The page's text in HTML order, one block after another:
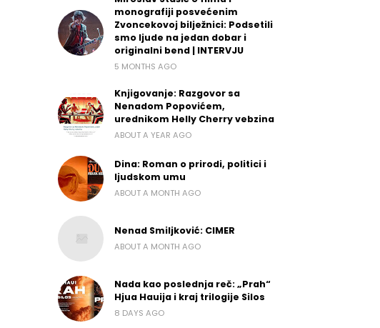
monografiji posvećenim
Zvoncekovoj bilježnici: Podsetili
smo ljude na jedan dobar i
originalni bend | INTERVJU
5 MONTHS AGO
Knjigovanje: Razgovor sa
Nenadom Popovićem,
urednikom Helly Cherry vebzina
ABOUT A YEAR AGO
Dina: Roman o prirodi, politici i
ljudskom umu
ABOUT A MONTH AGO
Nenad Smiljković: CIMER
ABOUT A MONTH AGO
Nada kao poslednja reč: „Prah“
Hjua Hauija i kraj trilogije Silos
8 DAYS AGO